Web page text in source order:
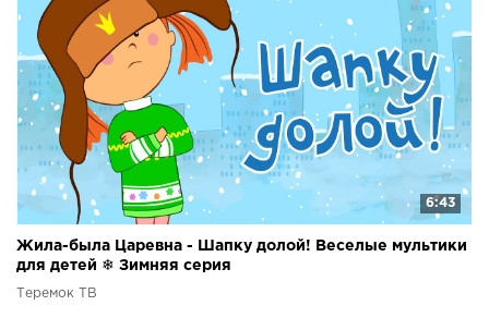
6:43
Жила-была Царевна - Шапку долой! Веселые мультики
для детей ❄ Зимняя серия
Теремок ТВ